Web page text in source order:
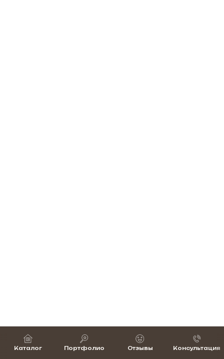
Каталог Портфолио Отзывы Консультация